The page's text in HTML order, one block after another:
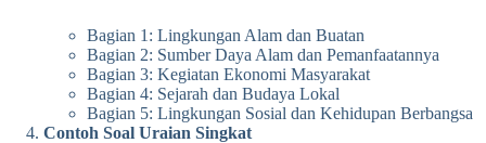
Bagian 1: Lingkungan Alam dan Buatan
Bagian 2: Sumber Daya Alam dan Pemanfaatannya
Bagian 3: Kegiatan Ekonomi Masyarakat
Bagian 4: Sejarah dan Budaya Lokal
Bagian 5: Lingkungan Sosial dan Kehidupan Berbangsa
Contoh Soal Uraian Singkat